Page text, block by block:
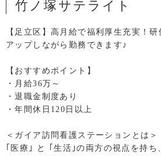
竹ノ塚サテライト
【足立区】高月給で福利厚生充実！
アップしながら勤務できます♪
【おすすめポイント】
・月給36万～
・退職金制度あり
・年間休日120日以上
＜ガイア訪問看護ステーションとは＞
｢医療｣ と ｢生活｣の両方の視点を持ち